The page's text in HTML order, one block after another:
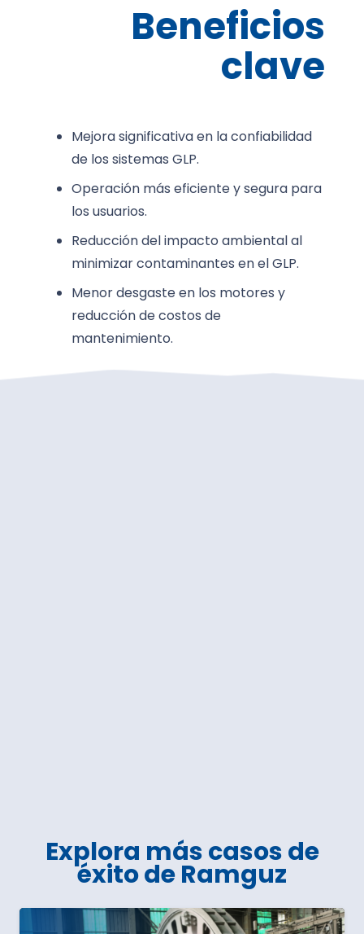
Beneficios
clave
Mejora significativa en la confiabilidad
de los sistemas GLP.
Operación más eficiente y segura para
los usuarios.
Reducción del impacto ambiental al
minimizar contaminantes en el GLP.
Menor desgaste en los motores y
reducción de costos de
mantenimiento.
Explora más casos de
éxito de Ramguz